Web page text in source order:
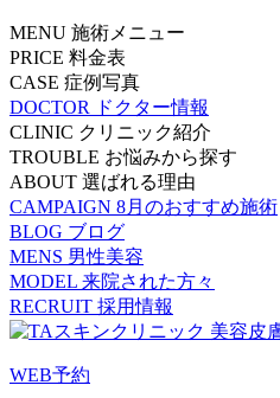
MENU 施術メニュー
PRICE 料金表
CASE 症例写真
DOCTOR
ドクター情報
CLINIC クリニック紹介
TROUBLE お悩みから探す
ABOUT 選ばれる理由
CAMPAIGN 8月のおすすめ施術
BLOG ブログ
MENS 男性美容
MODEL 来院された方々
RECRUIT 採用情報
WEB予約